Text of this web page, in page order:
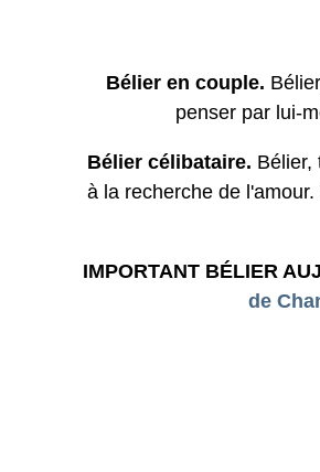
Bélier en couple.
penser par lui-
Bélier célibataire. Bélier,
à la recherche de
IMPORTANT BÉLIER
de